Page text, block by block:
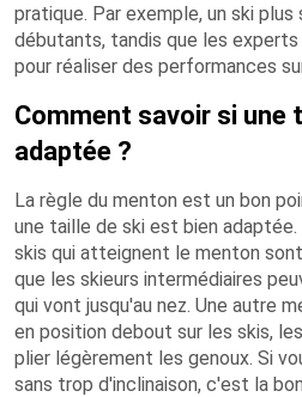
pratique. Par exemple, un ski
débutants, tandis que les experts
pour réaliser des performances
Comment savoir si une
adaptée ?
La règle du menton est un bon
une taille de ski est bien
skis qui atteignent le menton
que les skieurs intermédiaires
qui vont jusqu'au nez. Une autre
en position debout sur les skis,
plier légèrement les genoux. Si
sans trop d'inclinaison, c'est la